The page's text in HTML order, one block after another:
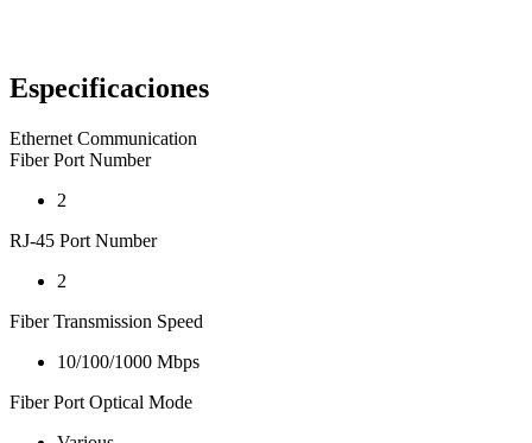
Especificaciones
Ethernet Communication
Fiber Port Number
2
RJ-45 Port Number
2
Fiber Transmission Speed
10/100/1000 Mbps
Fiber Port Optical Mode